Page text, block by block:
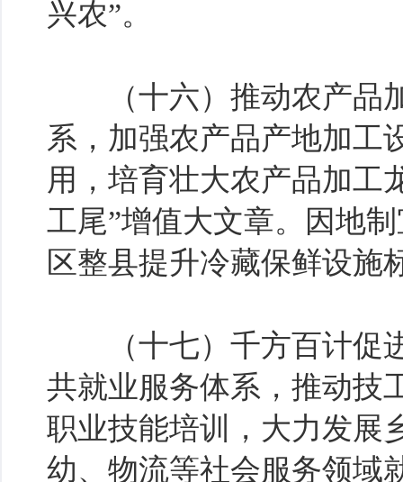
兴农”。
（十六）推动农产品加
系，加强农产品产地加工
用，培育壮大农产品加工
工尾”增值大文章。因地
区整县提升冷藏保鲜设施
（十七）千方百计促进
共就业服务体系，推动技
职业技能培训，大力发展
幼、物流等社会服务领域